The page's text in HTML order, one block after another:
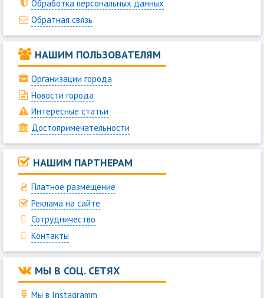
Обработка персональных данных
Обратная связь
НАШИМ ПОЛЬЗОВАТЕЛЯМ
Организации города
Новости города
Интересные статьи
Достопримечательности
НАШИМ ПАРТНЕРАМ
Платное размещение
Реклама на сайте
Сотрудничество
Контакты
МЫ В СОЦ. СЕТЯХ
Мы в Instagramm